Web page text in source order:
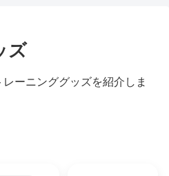
ズ
ーニンググッズを紹介しま